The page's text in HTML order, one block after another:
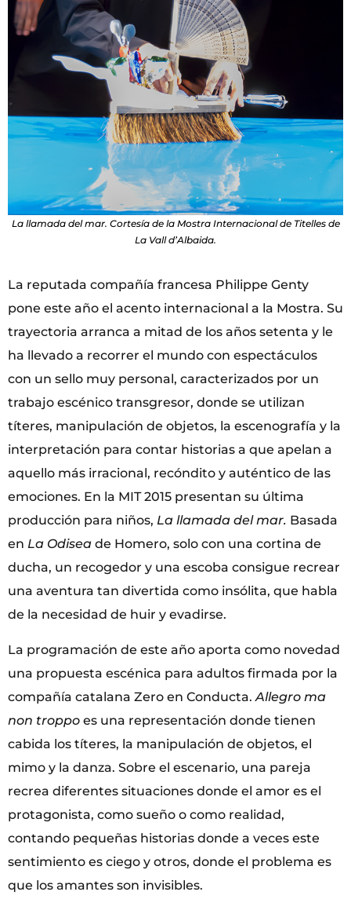
La llamada del mar. Cortesía de la Mostra Internacional de Titelles de
La Vall d’Albaida.
La reputada compañía francesa Philippe Genty
pone este año el acento internacional a la Mostra. Su
trayectoria arranca a mitad de los años setenta y le
ha llevado a recorrer el mundo con espectáculos
con un sello muy personal, caracterizados por un
trabajo escénico transgresor, donde se utilizan
títeres, manipulación de objetos, la escenografía y la
interpretación para contar historias a que apelan a
aquello más irracional, recóndito y auténtico de las
emociones. En la MIT 2015 presentan su última
producción para niños, La llamada del mar. Basada
en La Odisea de Homero, solo con una cortina de
ducha, un recogedor y una escoba consigue recrear
una aventura tan divertida como insólita, que habla
de la necesidad de huir y evadirse.
La programación de este año aporta como novedad
una propuesta escénica para adultos firmada por la
compañía catalana Zero en Conducta. Allegro ma
non troppo es una representación donde tienen
cabida los títeres, la manipulación de objetos, el
mimo y la danza. Sobre el escenario, una pareja
recrea diferentes situaciones donde el amor es el
protagonista, como sueño o como realidad,
contando pequeñas historias donde a veces este
sentimiento es ciego y otros, donde el problema es
que los amantes son invisibles.